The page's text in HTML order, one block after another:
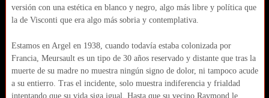
versión con una estética en blanco y negro, algo más libre y política que
la de Visconti que era algo más sobria y contemplativa.
Estamos en Argel en 1938, cuando todavía estaba colonizada por
Francia, Meursault es un tipo de 30 años reservado y distante que tras la
muerte de su madre no muestra ningún signo de dolor, ni tampoco acude
a su entierro. Tras el incidente, solo muestra indiferencia y frialdad
intentando que su vida siga igual. Hasta que su vecino Raymond le